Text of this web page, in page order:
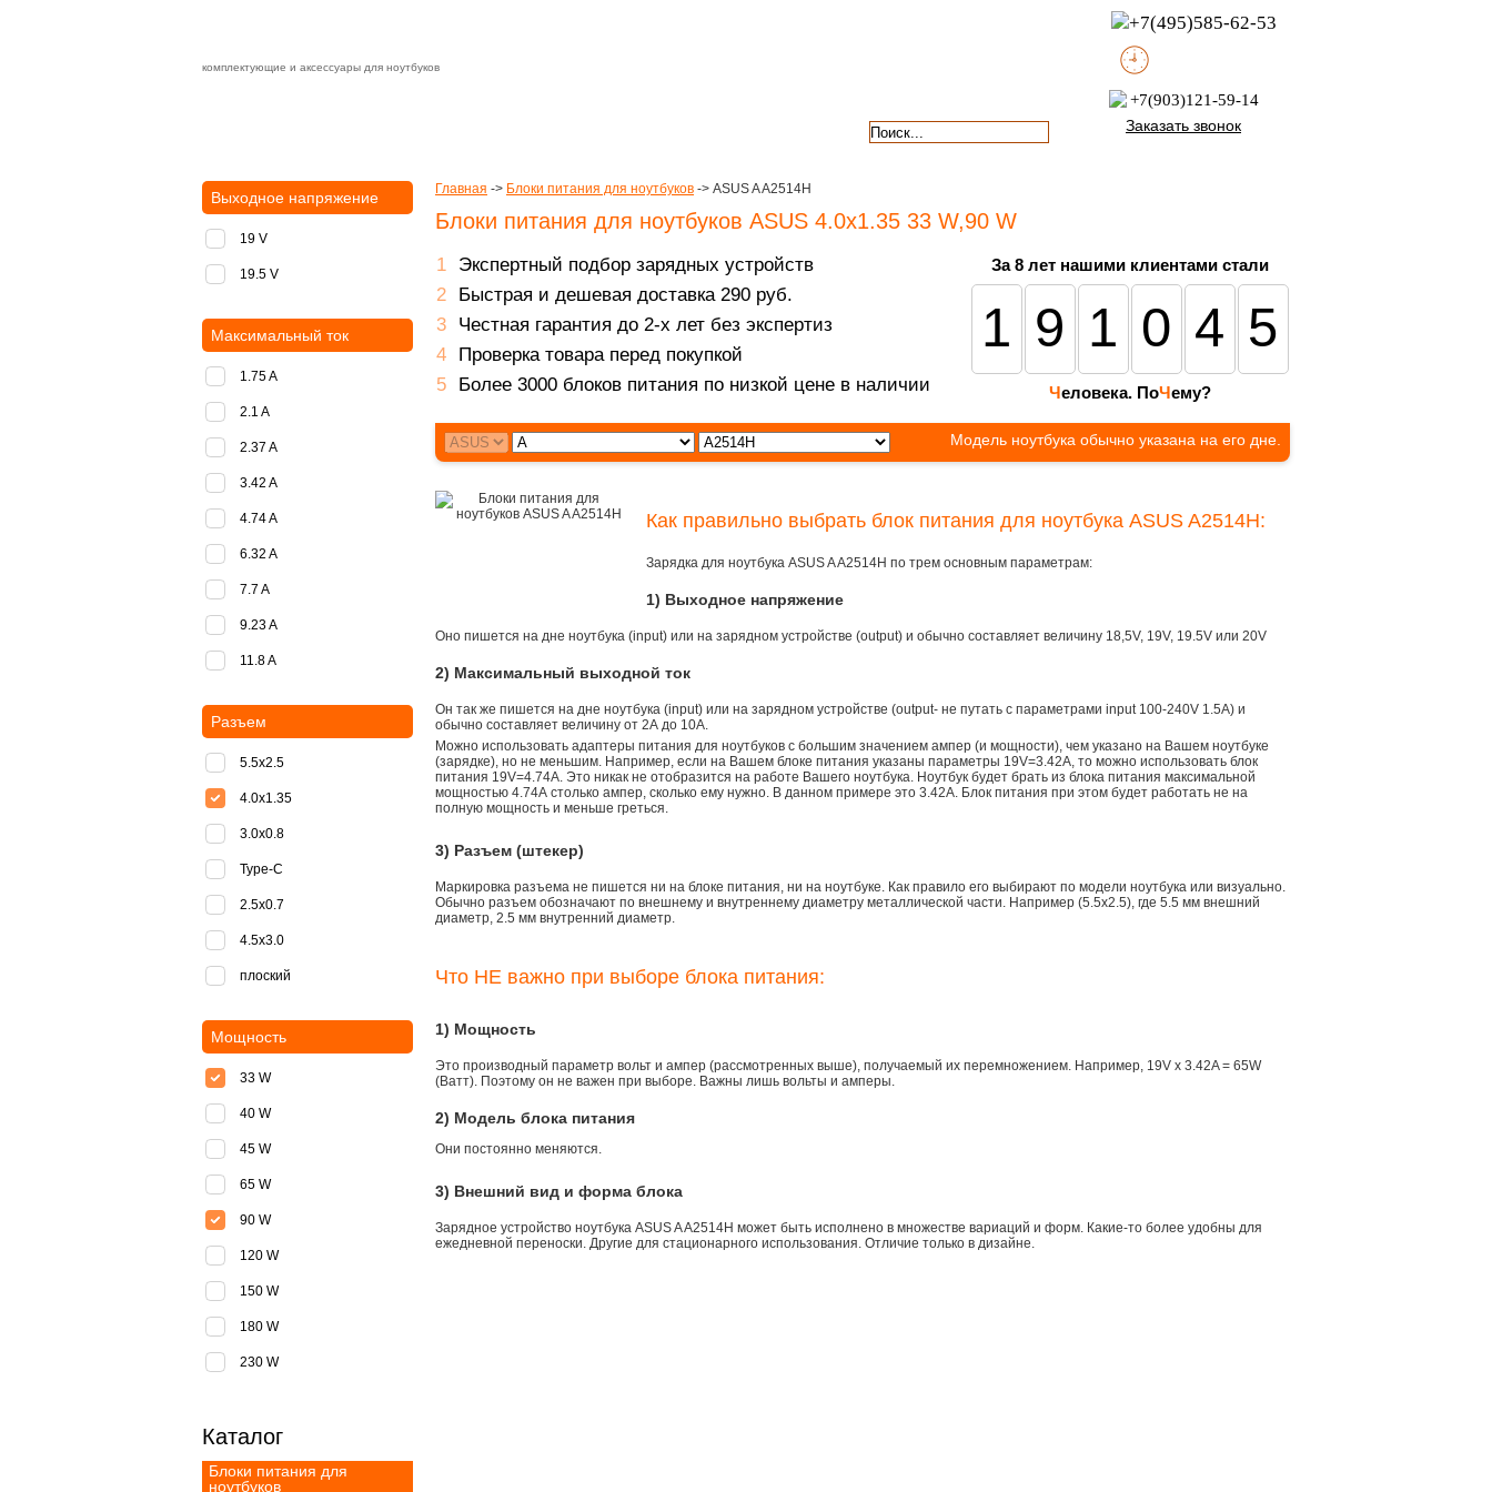
комплектующие и аксессуары для ноутбуков
+7(495)585-62-53
+7(903)121-59-14
Заказать звонок
Главная -> Блоки питания для ноутбуков -> ASUS A A2514H
Блоки питания для ноутбуков ASUS 4.0x1.35 33 W,90 W
Экспертный подбор зарядных устройств
Быстрая и дешевая доставка 290 руб.
Честная гарантия до 2-х лет без экспертиз
Проверка товара перед покупкой
Более 3000 блоков питания по низкой цене в наличии
За 8 лет нашими клиентами стали
191045
Человека. ПоЧему?
Модель ноутбука обычно указана на его дне.
Как правильно выбрать блок питания для ноутбука ASUS A2514H:
Зарядка для ноутбука ASUS A A2514H по трем основным параметрам:
1) Выходное напряжение
Оно пишется на дне ноутбука (input) или на зарядном устройстве (output) и обычно составляет величину 18,5V, 19V, 19.5V или 20V
2) Максимальный выходной ток
Он так же пишется на дне ноутбука (input) или на зарядном устройстве (output- не путать с параметрами input 100-240V 1.5A) и
обычно составляет величину от 2А до 10A.
Можно использовать адаптеры питания для ноутбуков с большим значением ампер (и мощности), чем указано на Вашем ноутбуке
(зарядке), но не меньшим. Например, если на Вашем блоке питания указаны параметры 19V=3.42A, то можно использовать блок
питания 19V=4.74A. Это никак не отобразится на работе Вашего ноутбука. Ноутбук будет брать из блока питания максимальной
мощностью 4.74А столько ампер, сколько ему нужно. В данном примере это 3.42А. Блок питания при этом будет работать не на
полную мощность и меньше греться.
3) Разъем (штекер)
Маркировка разъема не пишется ни на блоке питания, ни на ноутбуке. Как правило его выбирают по модели ноутбука или визуально.
Обычно разъем обозначают по внешнему и внутреннему диаметру металлической части. Например (5.5x2.5), где 5.5 мм внешний
диаметр, 2.5 мм внутренний диаметр.
Что НЕ важно при выборе блока питания:
1) Мощность
Это производный параметр вольт и ампер (рассмотренных выше), получаемый их перемножением. Например, 19V x 3.42A = 65W
(Ватт). Поэтому он не важен при выборе. Важны лишь вольты и амперы.
2) Модель блока питания
Они постоянно меняются.
3) Внешний вид и форма блока
Зарядное устройство ноутбука ASUS A A2514H может быть исполнено в множестве вариаций и форм. Какие-то более удобны для
ежедневной переноски. Другие для стационарного использования. Отличие только в дизайне.
Выходное напряжение
19 V
19.5 V
Максимальный ток
1.75 A
2.1 A
2.37 A
3.42 A
4.74 A
6.32 A
7.7 A
9.23 A
11.8 A
Разъем
5.5x2.5
4.0x1.35
3.0x0.8
Type-C
2.5x0.7
4.5x3.0
плоский
Мощность
33 W
40 W
45 W
65 W
90 W
120 W
150 W
180 W
230 W
Каталог
Блоки питания для
ноутбуков